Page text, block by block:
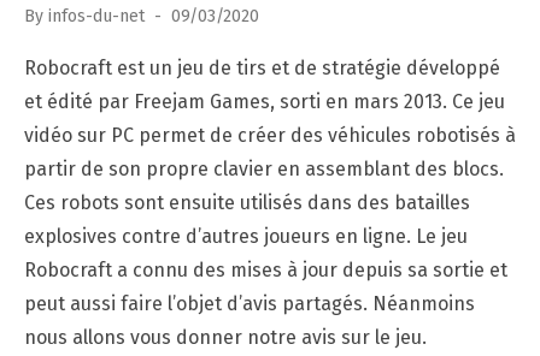
By infos-du-net
Posted
09/03/2020
Robocraft est un jeu de tirs et de stratégie développé
et édité par Freejam Games, sorti en mars 2013. Ce jeu
vidéo sur PC permet de créer des véhicules robotisés à
partir de son propre clavier en assemblant des blocs.
Ces robots sont ensuite utilisés dans des batailles
explosives contre d’autres joueurs en ligne. Le jeu
Robocraft a connu des mises à jour depuis sa sortie et
peut aussi faire l’objet d’avis partagés. Néanmoins
nous allons vous donner notre avis sur le jeu.